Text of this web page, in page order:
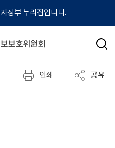
정부 누리집입니다.
검
인쇄 공유